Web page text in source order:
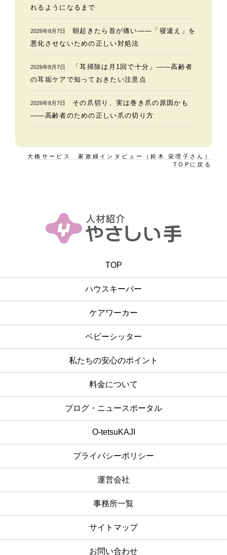
れるようになるまで
2026年8月7日
朝起きたら首が痛い——「寝違え」を
悪化させないための正しい対処法
2026年8月7日
「耳掃除は月1回で十分」——高齢者
の耳垢ケアで知っておきたい注意点
2026年8月7日
その爪切り、実は巻き爪の原因かも
——高齢者のための正しい爪の切り方
大橋サービス 家政婦インタビュー（鈴木 栄理子さん）
TOPに戻る
TOP
ハウスキーパー
ケアワーカー
ベビーシッター
私たちの安心のポイント
料金について
ブログ・ニュースポータル
O-tetsuKAJI
プライバシーポリシー
運営会社
事務所一覧
サイトマップ
お問い合わせ